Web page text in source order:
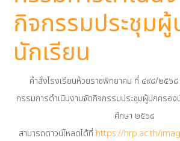
กิจกรรมประชุม
นักเรียน
คำสั่งโรงเรียนห้วยราชพิทยาคม ที่ ๔๙๘/๒๕๖
กรรมการดำเนินงานจัดกิจกรรมประชุมผู้ปกครอ
ศึกษา ๒๕๖๘
สามารถดาวน์โหลดได้ที่ https://hrp.ac.th/